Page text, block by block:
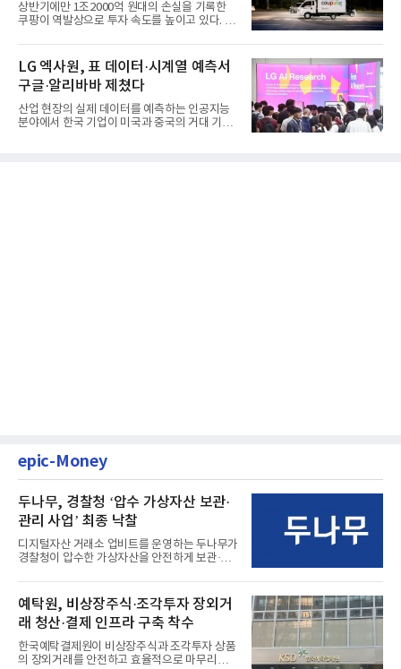
상반기에만 1조2000억 원대의 손실을 기록한
쿠팡이 역발상으로 투자 속도를 높이고 있다. 이
LG 엑사원, 표 데이터·시계열 예측서
구글·알리바바 제쳤다
산업 현장의 실제 데이터를 예측하는 인공지능
분야에서 한국 기업이 미국과 중국의 거대 기술
epic-Money
두나무, 경찰청 ‘압수 가상자산 보관·
관리 사업’ 최종 낙찰
디지털자산 거래소 업비트를 운영하는 두나무가
경찰청이 압수한 가상자산을 안전하게 보관·관
예탁원, 비상장주식·조각투자 장외거
래 청산·결제 인프라 구축 착수
한국예탁결제원이 비상장주식과 조각투자 상품
의 장외거래를 안전하고 효율적으로 마무리하기